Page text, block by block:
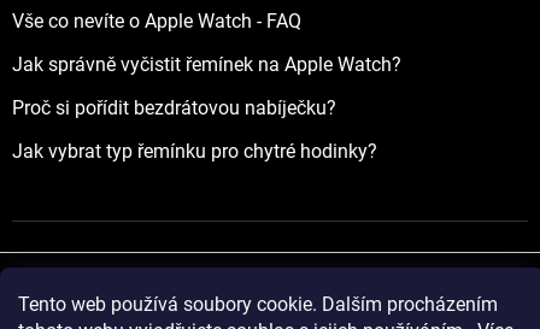
Tento web používá soubory cookie. Dalším procházením
Vše co nevíte o Apple Watch - FAQ
Jak správně vyčistit řemínek na Apple Watch?
Proč si pořídit bezdrátovou nabíječku?
Jak vybrat typ řemínku pro chytré hodinky?
Vytvořil Shoptet